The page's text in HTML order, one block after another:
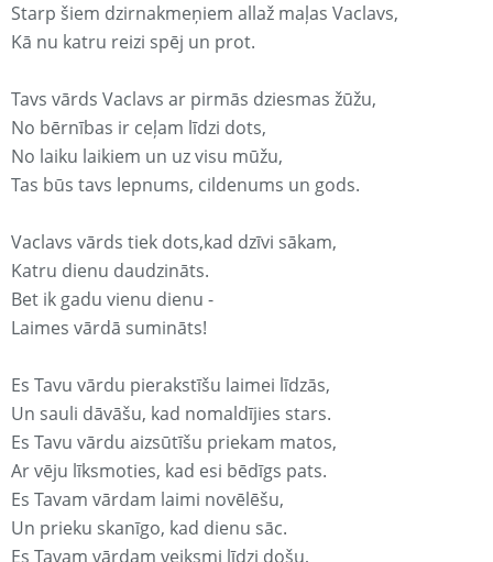
Starp šiem dzirnakmeņiem allaž maļas Vaclavs,
Kā nu katru reizi spēj un prot.
Tavs vārds Vaclavs ar pirmās dziesmas žūžu,
No bērnības ir ceļam līdzi dots,
No laiku laikiem un uz visu mūžu,
Tas būs tavs lepnums, cildenums un gods.
Vaclavs vārds tiek dots,kad dzīvi sākam,
Katru dienu daudzināts.
Bet ik gadu vienu dienu -
Laimes vārdā sumināts!
Es Tavu vārdu pierakstīšu laimei līdzās,
Un sauli dāvāšu, kad nomaldījies stars.
Es Tavu vārdu aizsūtīšu priekam matos,
Ar vēju līksmoties, kad esi bēdīgs pats.
Es Tavam vārdam laimi novēlēšu,
Un prieku skanīgo, kad dienu sāc.
Es Tavam vārdam veiksmi līdzi došu,